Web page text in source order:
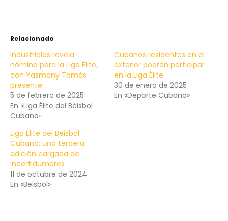
Relacionado
Industriales revela
nómina para la Liga Élite,
con Yasmany Tomás
presente
5 de febrero de 2025
En «Liga Élite del Béisbol
Cubano»
Cubanos residentes en el
exterior podrán participar
en la Liga Élite
30 de enero de 2025
En «Deporte Cubano»
Liga Élite del Beisbol
Cubano: una tercera
edición cargada de
incertidumbres
11 de octubre de 2024
En «Beisbol»